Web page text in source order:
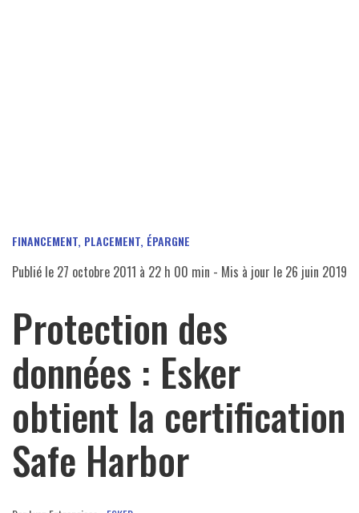
FINANCEMENT, PLACEMENT, ÉPARGNE
Publié le 27 octobre 2011 à 22 h 00 min - Mis à jour le 26 juin 2019
Protection des
données : Esker
obtient la certification
Safe Harbor